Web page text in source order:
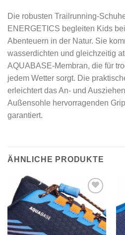
Die robusten Trailrunning-
ENERGETICS begleiten Kids
Abenteuern in der Natur. Sie
wasserdichten und gleichzeitig
AQUABASE-Membran, die für
jedem Wetter sorgt. Die
erleichtert das An- und
Außensohle hervorragenden
garantiert.
ÄHNLICHE PRODUKTE
Add to
wishlist